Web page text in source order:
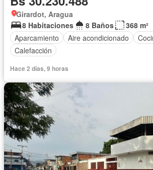
Girardot, Aragua
8 Habitaciones
8 Baños
368 m²
Aparcamiento
Aire acondicionado
Calefacción
Hace 2 días, 9 horas